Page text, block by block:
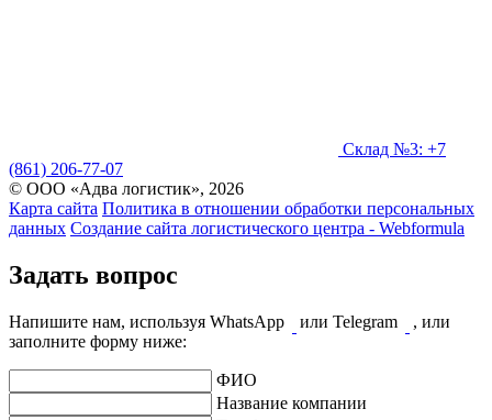
Склад №3: +7
(861) 206-77-07
© ООО «Адва логистик», 2026
Карта сайта Политика в отношении обработки персональных
данных Создание сайта логистического центра - Webformula
Задать вопрос
Напишите нам, используя WhatsApp или Telegram
, или
заполните форму ниже:
ФИО
Название компании